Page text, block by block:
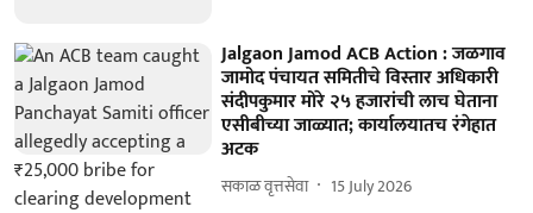
Jalgaon Jamod ACB Action : जळगाव
जामोद पंचायत समितीचे विस्तार अधिकारी
संदीपकुमार मोरे २५ हजारांची लाच घेताना
एसीबीच्या जाळ्यात; कार्यालयातच रंगेहात
अटक
सकाळ वृत्तसेवा 15 July 2026